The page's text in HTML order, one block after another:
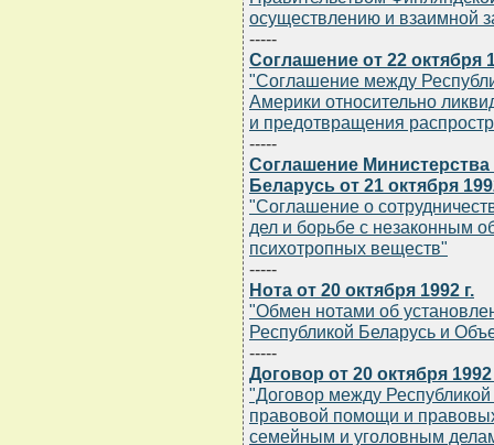
осуществлению и взаимной
-----
Соглашение от 22 октября
"Соглашение между
Америки относительно
и предотвращения
-----
Соглашение
Беларусь от 21 октября
"Соглашение о
дел и борьбе с незаконным
психотропных веществ"
-----
Нота от 20 октября 1992 г.
"Обмен нотами об
Республикой Беларусь и
-----
Договор от 20 октября 1992
"Договор между
правовой помощи и
семейным и уголовным